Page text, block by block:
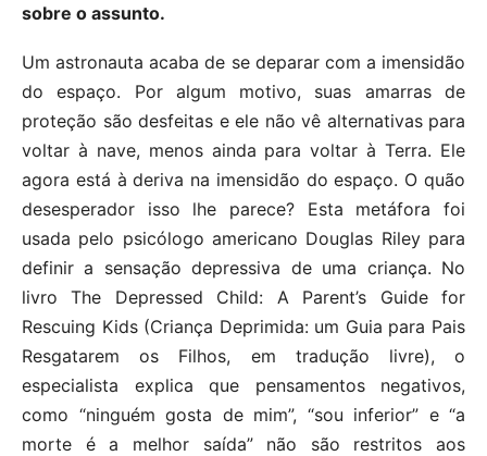
sobre o assunto.
Um astronauta acaba de se deparar com a imensidão
do espaço. Por algum motivo, suas amarras de
proteção são desfeitas e ele não vê alternativas para
voltar à nave, menos ainda para voltar à Terra. Ele
agora está à deriva na imensidão do espaço. O quão
desesperador isso lhe parece? Esta metáfora foi
usada pelo psicólogo americano Douglas Riley para
definir a sensação depressiva de uma criança. No
livro The Depressed Child: A Parent’s Guide for
Rescuing Kids (Criança Deprimida: um Guia para Pais
Resgatarem os Filhos, em tradução livre), o
especialista explica que pensamentos negativos,
como “ninguém gosta de mim”, “sou inferior” e “a
morte é a melhor saída” não são restritos aos